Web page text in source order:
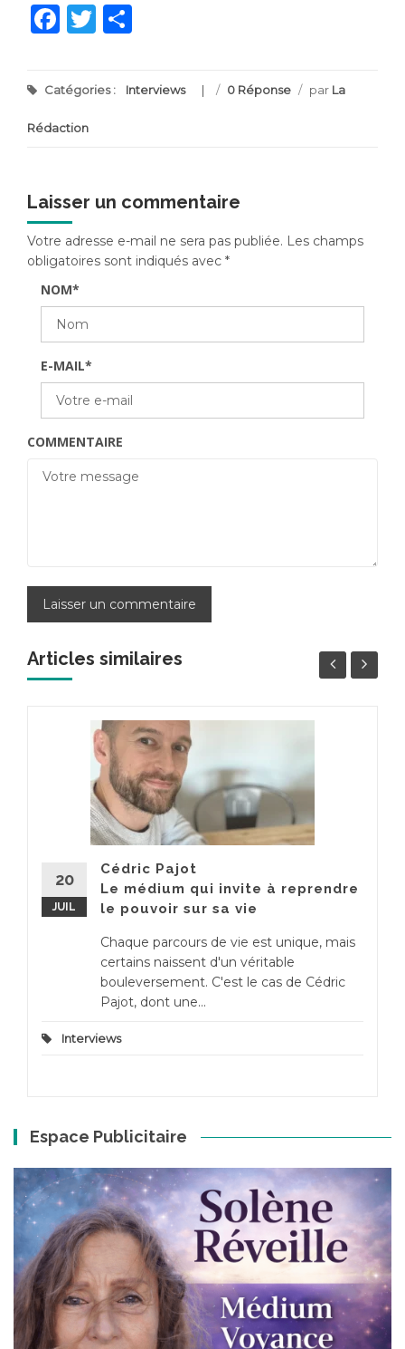
Facebook
Twitter
Catégories : Interviews / 0 Réponse / par La
Rédaction
Laisser un commentaire
Votre adresse e-mail ne sera pas publiée. Les champs
obligatoires sont indiqués avec *
NOM*
E-MAIL*
COMMENTAIRE
Articles similaires
20
JUIL
Cédric Pajot
Le médium qui invite à reprendre
le pouvoir sur sa vie
Chaque parcours de vie est unique, mais
certains naissent d'un véritable
bouleversement. C'est le cas de Cédric
Pajot, dont une...
Interviews
Espace Publicitaire